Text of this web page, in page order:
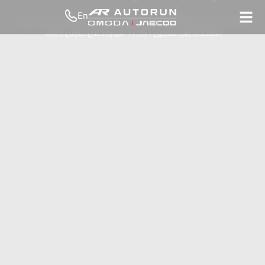
En
حققت OMODA JAECOO أفضل نتائجها الشهرية حتى الآن في المملكة
المتحدة، بعد تسجيل 17,951 سيارة خلال مارس 2026.